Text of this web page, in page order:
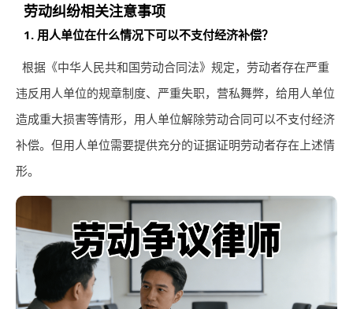
劳动纠纷相关注意事项
1. 用人单位在什么情况下可以不支付经济补偿？
根据《中华人民共和国劳动合同法》规定，劳动者存在严重
违反用人单位的规章制度、严重失职，营私舞弊，给用人单位
造成重大损害等情形，用人单位解除劳动合同可以不支付经济
补偿。但用人单位需要提供充分的证据证明劳动者存在上述情
形。